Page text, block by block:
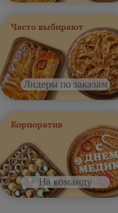
Часто выбирают
Корпоратив